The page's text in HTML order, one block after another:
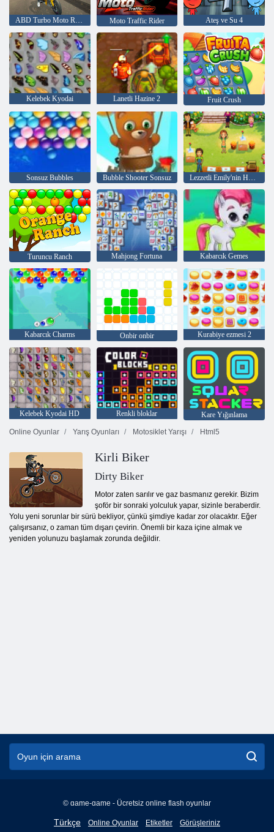
Moto Traffic Rider Ateş ve Su 4
Kelebek Kyodai Lanetli Hazine 2 Fruit Crush
Sonsuz Bubbles Bubble Shooter Sonsuz Lezzetli Emily'nin Home Sweet Home
Turuncu Ranch Mahjong Fortuna Kabarcık Gemes
Kabarcık Charms Onbir onbir Kurabiye ezmesi 2
Kelebek Kyodai HD Renkli bloklar
Kare Yığınlama
Online Oyunlar
Yarış Oyunları Motosiklet Yarışı Html5
Kirli Biker
Dirty Biker
Motor zaten sarılır ve gaz basmanız gerekir. Bizim
şoför bir sonraki yolculuk yapar, sizinle beraberdir.
Yolu yeni sorunlar bir sürü bekliyor, çünkü şimdiye kadar zor olacaktır. Eğer
çalışırsanız, o zaman tüm dışarı çevirin. Önemli bir kaza içine almak ve
yeniden yolunuzu başlamak zorunda değildir.
© game-game - Ücretsiz online flash oyunlar
Türkçe
English
Online Oyunlar Etiketler Görüşleriniz